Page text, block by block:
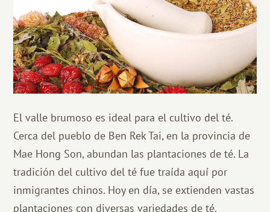
El valle brumoso es ideal para el cultivo del té.
Cerca del pueblo de Ben Rek Tai, en la provincia de
Mae Hong Son, abundan las plantaciones de té. La
tradición del cultivo del té fue traída aquí por
inmigrantes chinos. Hoy en día, se extienden vastas
plantaciones con diversas variedades de té,